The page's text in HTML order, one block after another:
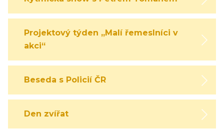
Projektový týden „Malí řemeslníci v
akci“
Beseda s Policií ČR
Den zvířat